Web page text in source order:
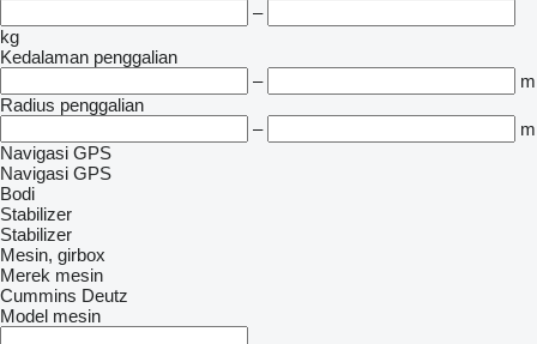
–
kg
Kedalaman penggalian
–
m
Radius penggalian
–
m
Navigasi GPS
Navigasi GPS
Bodi
Stabilizer
Stabilizer
Mesin, girbox
Merek mesin
Cummins Deutz
Model mesin